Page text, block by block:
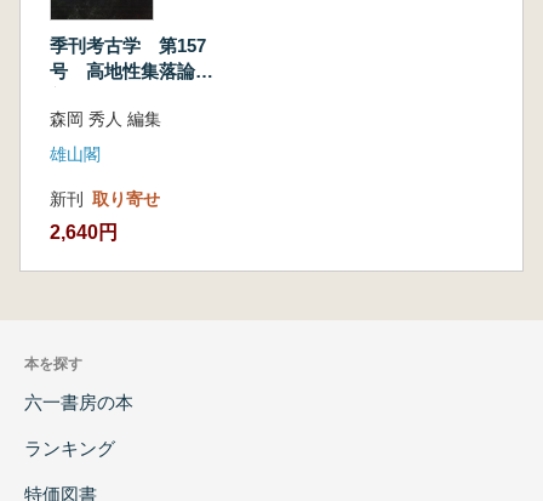
季刊考古学 第157
号 高地性集落論の
森岡 秀人 編集
雄山閣
新刊 取り寄せ
2,640円
本を探す
六一書房の本
ランキング
特価図書